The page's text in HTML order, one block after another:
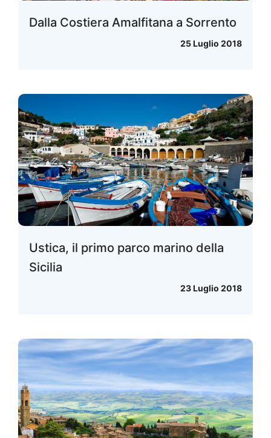
Dalla Costiera Amalfitana a Sorrento
25 Luglio 2018
Ustica, il primo parco marino della
Sicilia
23 Luglio 2018